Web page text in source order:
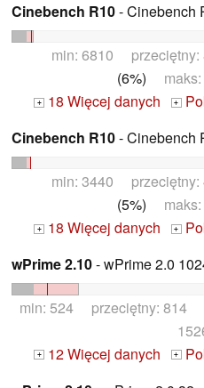
Cinebench R10- Cinebench
min: 6810
(6%) maks:
+ 18 Więcej danych +
Cinebench R10- Cinebench
min: 3440
(5%) maks:
+ 18 Więcej danych +
wPrime 2.10- wPrime 2.0
min: 524 przeciętny: 814
+ 12 Więcej danych +